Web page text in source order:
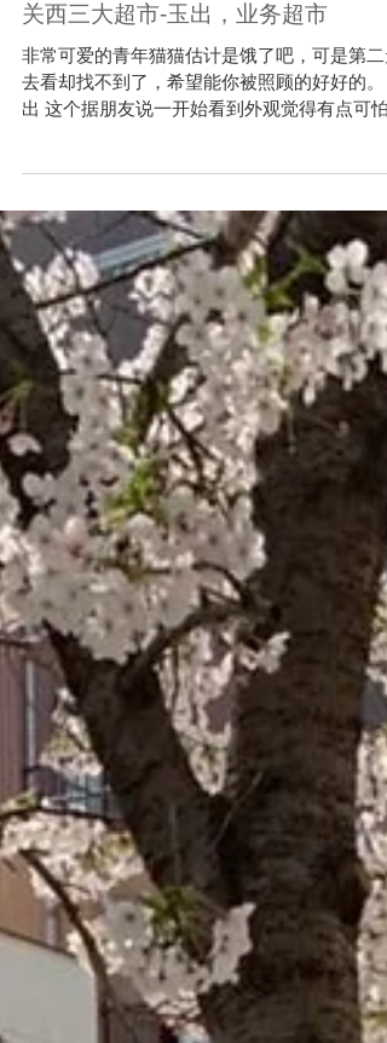
关西三大超市-玉出，业务超市
非常可爱的青年猫猫估计是饿了吧，可是第二
去看却找不到了，希望能你被照顾的好好的。
出 这个据朋友说一开始看到外观觉得有点可怕的
的面包饭团等等...